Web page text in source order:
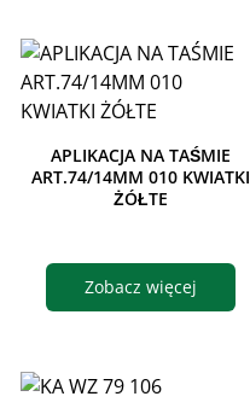
APLIKACJA NA TAŚMIE
ART.74/14MM 010 KWIATKI
ŻÓŁTE
Zobacz więcej